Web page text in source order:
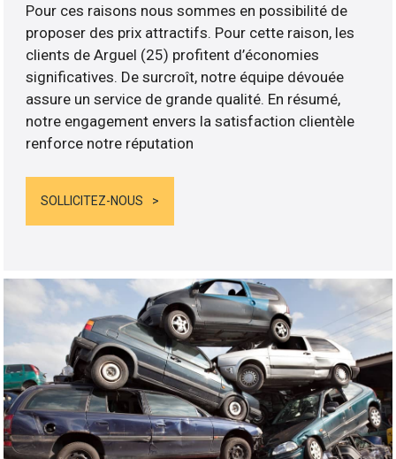
Pour ces raisons nous sommes en possibilité de
proposer des prix attractifs. Pour cette raison, les
clients de Arguel (25) profitent d’économies
significatives. De surcroît, notre équipe dévouée
assure un service de grande qualité. En résumé,
notre engagement envers la satisfaction clientèle
renforce notre réputation
SOLLICITEZ-NOUS